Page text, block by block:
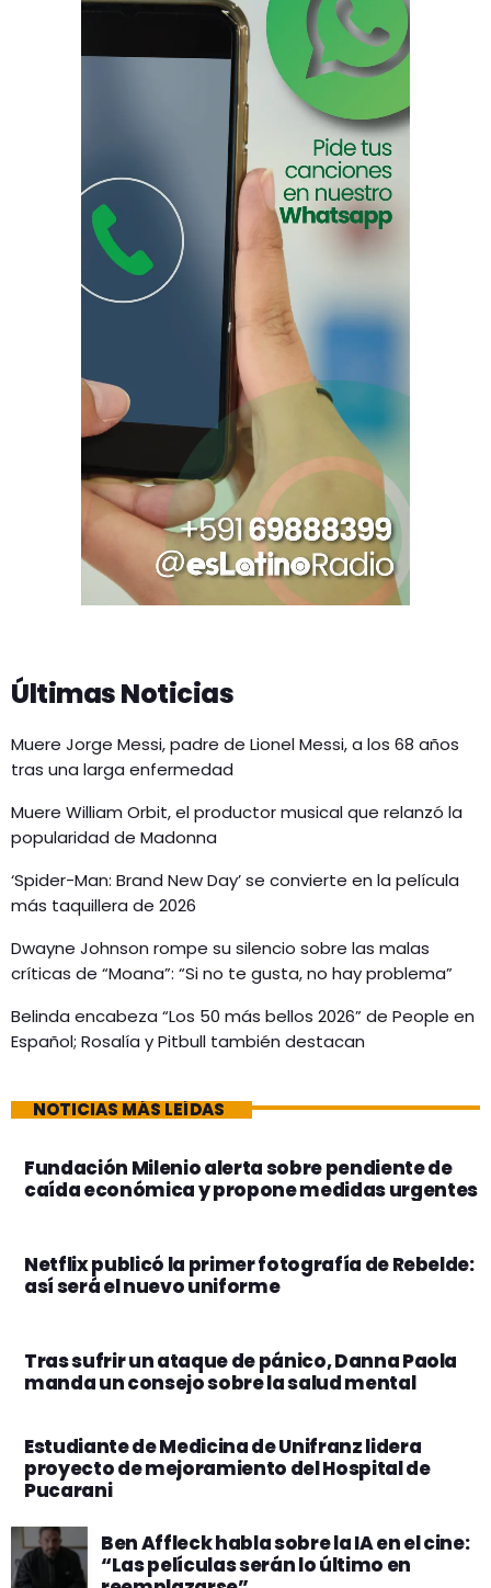
Últimas Noticias
Muere Jorge Messi, padre de Lionel Messi, a los 68 años
tras una larga enfermedad
Muere William Orbit, el productor musical que relanzó la
popularidad de Madonna
‘Spider-Man: Brand New Day’ se convierte en la película
más taquillera de 2026
Dwayne Johnson rompe su silencio sobre las malas
críticas de “Moana”: “Si no te gusta, no hay problema”
Belinda encabeza “Los 50 más bellos 2026” de People en
Español; Rosalía y Pitbull también destacan
NOTICIAS MÁS LEÍDAS
Fundación Milenio alerta sobre pendiente de
caída económica y propone medidas urgentes
Netflix publicó la primer fotografía de Rebelde:
así será el nuevo uniforme
Tras sufrir un ataque de pánico, Danna Paola
manda un consejo sobre la salud mental
Estudiante de Medicina de Unifranz lidera
proyecto de mejoramiento del Hospital de
Pucarani
Ben Affleck habla sobre la IA en el cine:
“Las películas serán lo último en